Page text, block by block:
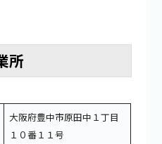
所
大阪府豊中市原田中１丁目
１０番１１号